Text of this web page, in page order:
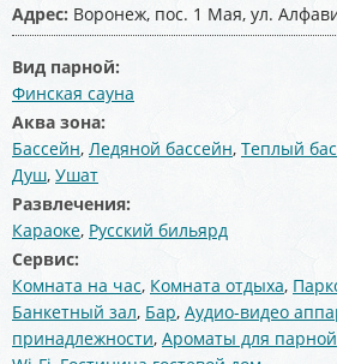
Адрес: Воронеж, пос. 1 Мая, ул.
Вид парной:
Финская сауна
Аква зона:
Бассейн, Ледяной бассейн, Теплый
Душ, Ушат
Развлечения:
Караоке, Русский бильярд
Сервис:
Комната на час, Комната отдыха,
Банкетный зал, Бар, Аудио-видео
принадлежности, Ароматы для парной